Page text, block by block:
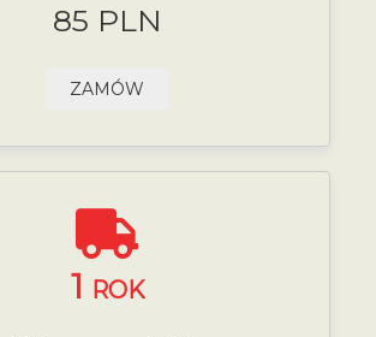
85 PLN
ZAMÓW
1 ROK